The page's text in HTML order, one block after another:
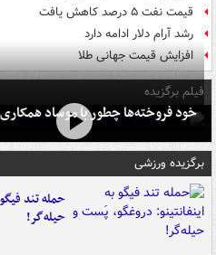
قیمت نفت ۵ درصد کاهش یافت
رشد آرام دلار ادامه دارد
افزایش قیمت جهانی طلا
فیلم برگزیده
خود فروخته‌ها چطور با موساد
برگزیده ورزشی
حمله تند
حیله‌گر!